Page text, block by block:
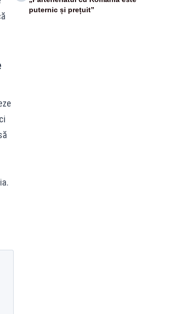
puternic și prețuit”